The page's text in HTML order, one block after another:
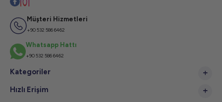
Müşteri Hizmetleri
+90 532 586 6462
Whatsapp Hattı
+90 532 586 6462
Kategoriler
Hızlı Erişim